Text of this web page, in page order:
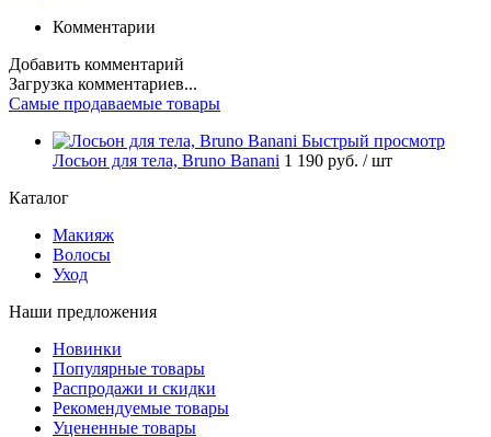
Комментарии
Добавить комментарий
Загрузка комментариев...
Самые продаваемые товары
Быстрый просмотр
Лосьон для тела, Bruno Banani 1 190 руб. / шт
Каталог
Макияж
Волосы
Уход
Наши предложения
Новинки
Популярные товары
Распродажи и скидки
Рекомендуемые товары
Уцененные товары